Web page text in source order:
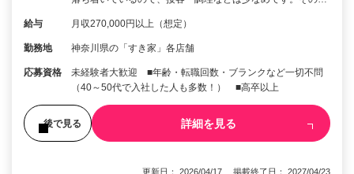
給与 月収270,000円以上（想定）
勤務地 神奈川県の「すき家」各店舗
応募資格
未経験者大歓迎 ■年齢・転職回数・ブランクなど一切不問
（40～50代で入社した人も多数！） ■高卒以上
後で見る 詳細を見る
更新日： 2026/04/17 掲載終了日： 2027/04/23